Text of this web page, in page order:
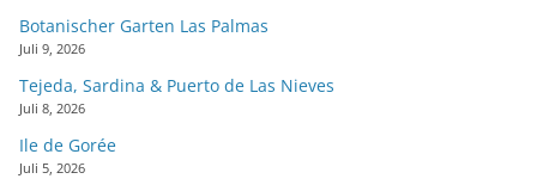
Botanischer Garten Las Palmas
Juli 9, 2026
Tejeda, Sardina & Puerto de Las Nieves
Juli 8, 2026
Ile de Gorée
Juli 5, 2026